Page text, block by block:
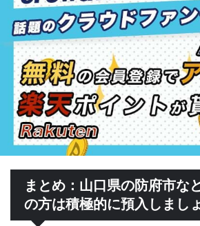
まとめ：山口県の防府市な
の方は積極的に預入しまし